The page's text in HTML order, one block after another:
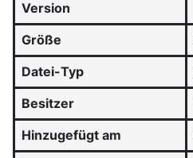
Version
Größe
Datei-Typ
Besitzer
Hinzugefügt am